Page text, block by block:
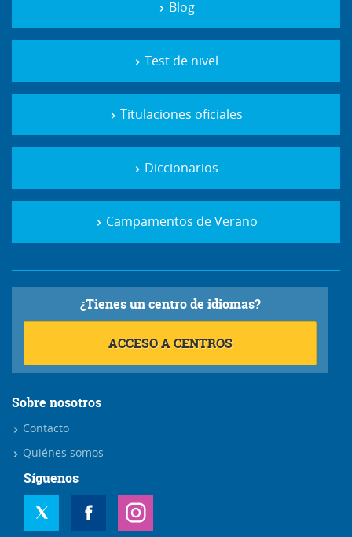
Blog
Test de nivel
Titulaciones oficiales
Diccionarios
Campamentos de Verano
¿Tienes un centro de idiomas?
ACCESO A CENTROS
Sobre nosotros
Contacto
Quiénes somos
Síguenos